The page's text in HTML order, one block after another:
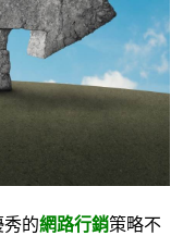
的網路行銷策略不